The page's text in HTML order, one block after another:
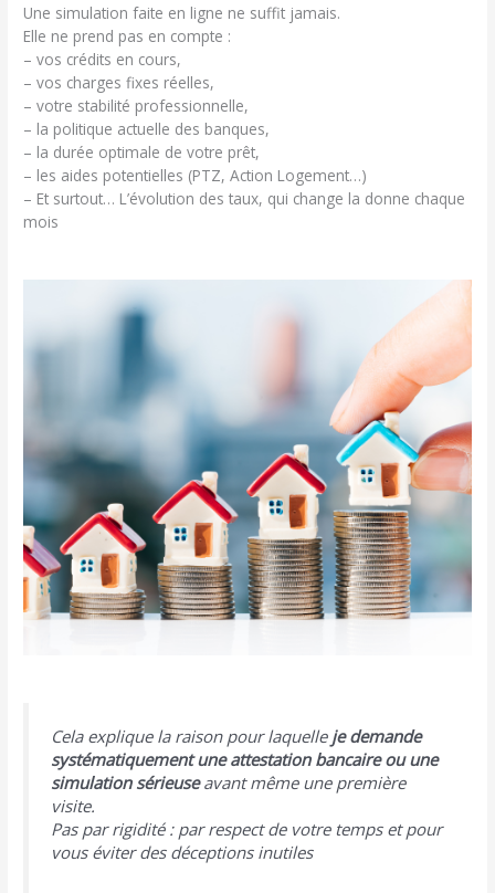
Une simulation faite en ligne ne suffit jamais.
Elle ne prend pas en compte :
– vos crédits en cours,
– vos charges fixes réelles,
– votre stabilité professionnelle,
– la politique actuelle des banques,
– la durée optimale de votre prêt,
– les aides potentielles (PTZ, Action Logement…)
– Et surtout… L’évolution des taux, qui change la donne chaque
mois
Cela explique la raison pour laquelle je demande
systématiquement une attestation bancaire ou une
simulation sérieuseavant même une première
visite.
Pas par rigidité : par respect de votre temps et pour
vous éviter des déceptions inutiles